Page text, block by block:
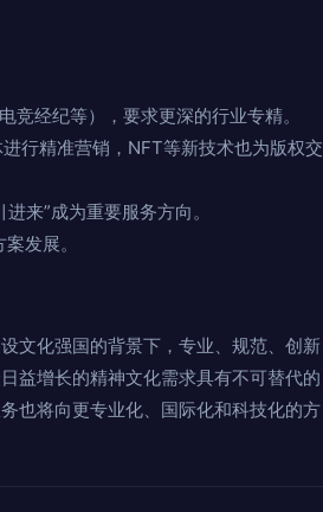
经纪等），要求更深的行业专精。
行精准营销，NFT等新技术也为版权交
来”成为重要服务方向。
发展。
文化强国的背景下，专业、规范、创新
益增长的精神文化需求具有不可替代的
也将向更专业化、国际化和科技化的方